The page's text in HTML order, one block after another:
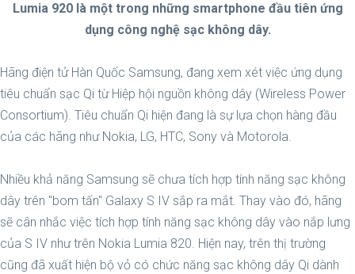
Lumia 920 là một trong những smartphone đầu tiên ứng
dụng công nghệ sạc không dây.
Hãng điện tử Hàn Quốc Samsung, đang xem xét việc ứng dụng
tiêu chuẩn sạc Qi từ Hiệp hội nguồn không dây (Wireless Power
Consortium). Tiêu chuẩn Qi hiện đang là sự lựa chọn hàng đầu
của các hãng như Nokia, LG, HTC, Sony và Motorola.
Nhiều khả năng Samsung sẽ chưa tích hợp tính năng sạc không
dây trên "bom tấn" Galaxy S IV sắp ra mắt. Thay vào đó, hãng
sẽ cân nhắc việc tích hợp tính năng sạc không dây vào nắp lưng
của S IV như trên Nokia Lumia 820. Hiện nay, trên thị trường
cũng đã xuất hiện bộ vỏ có chức năng sạc không dây Qi dành